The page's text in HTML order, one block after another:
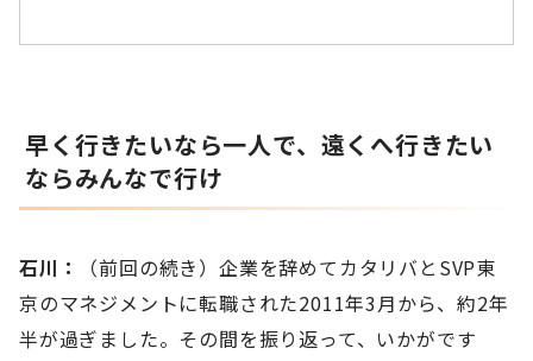
早く行きたいなら一人で、遠くへ行きたい
ならみんなで行け
石川：
（前回の続き）企業を辞めてカタリバとSVP東
京のマネジメントに転職された2011年3月から、約2年
半が過ぎました。その間を振り返って、いかがです